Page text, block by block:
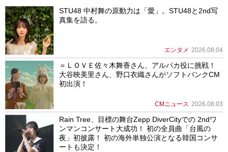
STU48 中村舞の原動力は「愛」。STU48と2nd写
真集を語る。
エンタメ 2026.08.04
＝ＬＯＶＥ佐々木舞香さん、アルパカ役に挑戦！
大谷映美里さん、野口衣織さんがソフトバンクCM
初出演！
CMニュース 2026.08.03
Rain Tree、目標の舞台Zepp DiverCityでの 2ndワ
ンマンコンサート大成功！ 初の全員曲「台風の
夜」初披露！ 初の海外単独公演となる韓国コンサ
ートも決定！